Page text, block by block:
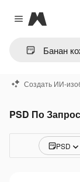
Close menu
Magnific
Создать ИИ-
PSD По
PSD